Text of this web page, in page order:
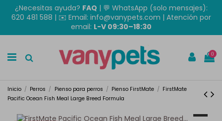
¿Necesitas ayuda? FAQ | 💬 WhatsApp (solo mensajes):
620 481 588 | ✉️ Email: info@vanypets.com | Atención por
email: L-V 09:30–18:30
0
Inicio Perros Pienso para perros Pienso FirstMate
FirstMate
Pacific Ocean Fish Meal Large Breed Formula